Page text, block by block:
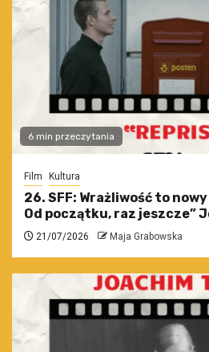
6 min przeczytania
Film Kultura
26. SFF: Wrażliwość to
Od początku, raz jeszcze”
21/07/2026 Maja Grabowska